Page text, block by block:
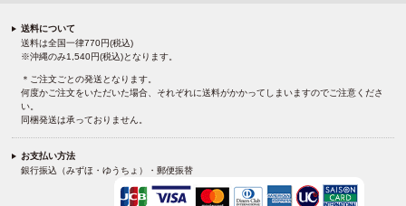
送料について
送料は全国一律770円(税込)
※沖縄のみ1,540円(税込)となります。
＊ご注文ごとの発送となります。
何度かご注文をいただいた場合、それぞれに送料がかかってしまいますのでご注意くださ
い。
同梱発送は承っておりません。
お支払い方法
銀行振込（みずほ・ゆうちょ）・郵便振替